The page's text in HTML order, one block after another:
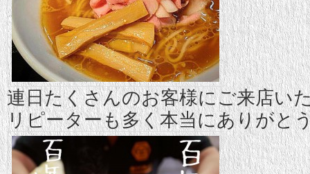
連日たくさんのお客様にご来店い
リピーターも多く本当にありがと